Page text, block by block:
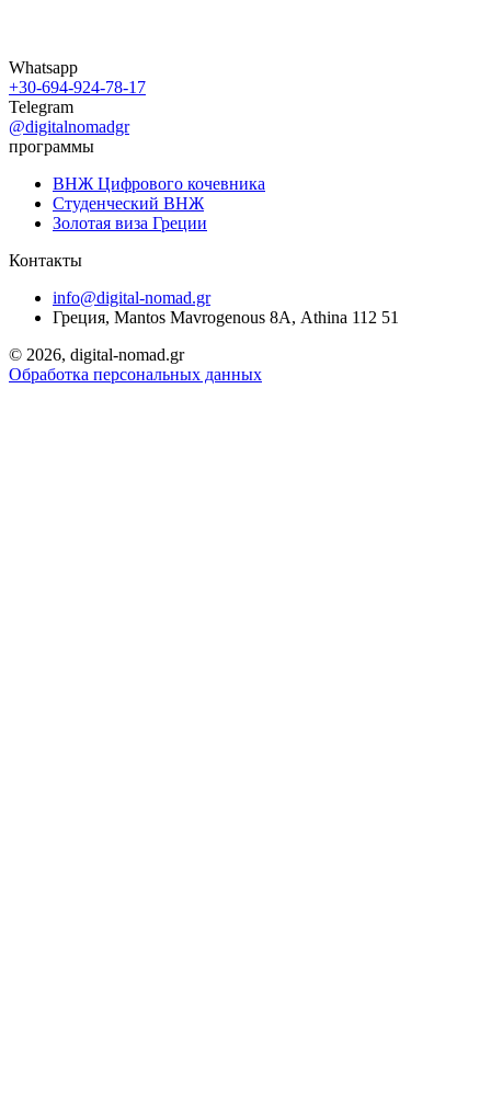
Whatsapp
+30-694-924-78-17
Telegram
@digitalnomadgr
программы
ВНЖ Цифрового кочевника
Студенческий ВНЖ
Золотая виза Греции
Контакты
info@digital-nomad.gr
Греция, Mantos Mavrogenous 8Α, Athina 112 51
© 2026, digital-nomad.gr
Обработка персональных данных